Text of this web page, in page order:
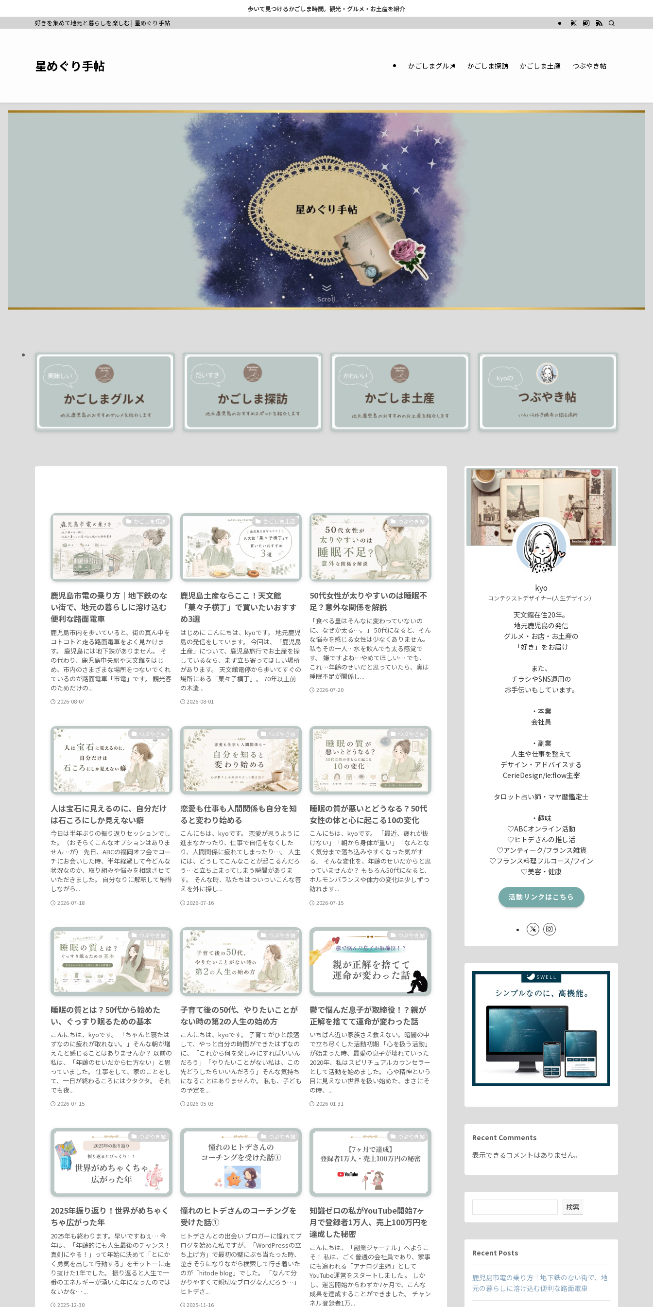
歩いて見つけるかごしま時間。観光・グルメ・お土産を紹介
好きを集めて地元と暮らしを楽しむ | 星めぐり手帖
星めぐり手帖 かごしまグルメ かごしま探訪 かごしま土産 つぶやき帖
Scroll
かごしま探訪
鹿児島市電の乗り方｜地下鉄のな
い街で、地元の暮らしに溶け込む
便利な路面電車
鹿児島市内を歩いていると、街の真ん中を
コトコトと走る路面電車をよく見かけま
す。 鹿児島には地下鉄がありません。 そ
の代わり、鹿児島中央駅や天文館をはじ
め、市内のさまざまな場所をつないでくれ
ているのが路面電車「市電」です。 観光客
のためだけの...
2026-08-07
かごしま土産
鹿児島土産ならここ！天文館
「菓々子横丁」で買いたいおすす
め3選
はじめに こんにちは、kyoです。 地元鹿児
島の発信をしています。 今回は、「鹿児島
土産」について、鹿児島旅行でお土産を探
しているなら、まず立ち寄ってほしい場所
があります。 天文館電停から歩いてすぐの
場所にある「菓々子横丁」。 70年以上前
の木造...
2026-08-01
つぶやき帖
50代女性が太りやすいのは睡眠不
足？意外な関係を解説
「食べる量はそんなに変わっていないの
に、なぜか太る…。」 50代になると、そん
な悩みを感じる女性は少なくありません。
私もその一人…水を飲んでも太る感覚で
す。 嫌ですよね…やめてほしい… でも、
これ…年齢のせいだと思っていたら、実は
睡眠不足が関係し...
2026-07-20
つぶやき帖
人は宝石に見えるのに、自分だけ
は石ころにしか見えない癖
今日は半年ぶりの振り返りセッションでし
た。（おそらくこんなオプションはありま
せん…が） 先日、ABCの福岡オフ会でコー
チにお会いした時、半年経過して今どんな
状況なのか、取り組みや悩みを相談させて
いただきました。 自分なりに解釈して納得
しながら...
2026-07-18
つぶやき帖
恋愛も仕事も人間関係も自分を知
ると変わり始める
こんにちは、kyoです。 恋愛が思うように
進まなかったり、仕事で自信をなくした
り、人間関係に疲れてしまったり…。 人生
には、どうしてこんなことが起こるんだろ
う…と立ち止まってしまう瞬間がありま
す。 そんな時、私たちはついついこんな答
えを外に探し...
2026-07-16
つぶやき帖
睡眠の質が悪いとどうなる？50代
女性の体と心に起こる10の変化
こんにちは、kyoです。 「最近、疲れが抜
けない」「朝から身体が重い」「なんとな
く気分まで落ち込みやすくなった気がす
る」 そんな変化を、年齢のせいだからと思
っていませんか？ もちろん50代になると、
ホルモンバランスや体力の変化は少しずつ
訪れます...
2026-07-15
つぶやき帖
睡眠の質とは？50代から始めた
い、ぐっすり眠るための基本
こんにちは、kyoです。 「ちゃんと寝たは
ずなのに疲れが取れない。」そんな朝が増
えたと感じることはありませんか？ 以前の
私は、「年齢のせいだから仕方ない」と思
っていました。 仕事をして、家のことをし
て、一日が終わるころにはクタクタ。 それ
でも夜...
2026-07-15
つぶやき帖
子育て後の50代、やりたいことが
ない時の第2の人生の始め方
こんにちは、kyoです。 子育てがひと段落
して、やっと自分の時間ができたはずなの
に、「これから何を楽しみにすればいいん
だろう」「やりたいことがない私は、この
先どうしたらいいんだろう」そんな気持ち
になることはありませんか。 私も、子ども
の予定を...
2026-05-03
つぶやき帖
鬱で悩んだ息子が取締役！？親が
正解を捨てて運命が変わった話
いちばん近い家族さえ救えない。暗闇の中
で立ち尽くした活動初期 「心を扱う活動」
が始まった時、最愛の息子が壊れていった
2020年、私はスピリチュアルカウンセラー
として活動を始めました。 心や精神という
目に見えない世界を扱い始めた、まさにそ
の時、...
2026-01-31
つぶやき帖
2025年振り返り！世界がめちゃく
ちゃ広がった年
2025年も終わります。早いですねぇ… 今
年は、「年齢的にも人生最後のチャンス！
真剣にやる！」って年始に決めて「とにか
く勇気を出して行動する」をモットーに走
り抜けた1年でした。 振り返ると人生で一
番のエネルギーが湧いた年になったのでは
ないかな… ...
2025-12-30
つぶやき帖
憧れのヒトデさんのコーチングを
受けた話①
ヒトデさんとの出会い ブロガーに憧れてブ
ログを始めた私ですが、「WordPressの立
ち上げ方」で最初の壁にぶち当たった時、
泣きそうになりながら検索して行き着いた
のが「hitode blog」でした。 「なんて分
かりやすくて親切なブログなんだろう…」
ヒトデさ...
2025-11-16
つぶやき帖
知識ゼロの私がYouTube開始7ヶ
月で登録者1万人、売上100万円を
達成した秘密
こんにちは、「副業ジャーナル」へようこ
そ！ 私は、ごく普通の会社員であり、家事
にも追われる「アナログ主婦」として
YouTube運営をスタートしました 。 しか
し、運営開始からわずか7ヶ月で、こんな
成果を達成することができました。 チャン
ネル登録者1万...
kyo
コンテクストデザイナー(人生デザイン）
天文館在住20年。
地元鹿児島の発信
グルメ・お店・お土産の
「好き」をお届け
また、
チラシやSNS運用の
お手伝いもしています。
・本業
会社員
・副業
人生や仕事を整えて
デサイン・アドバイスする
CerieDesign/le:flow主宰
タロット占い師・マヤ暦鑑定士
・趣味
♡ABCオンライン活動
♡ヒトデさんの推し活
♡アンティーク/フランス雑貨
♡フランス料理フルコース/ワイン
♡美容・健康
活動リンクはこちら
Recent Comments
表示できるコメントはありません。
検索
Recent Posts
鹿児島市電の乗り方｜地下鉄のない街で、地
元の暮らしに溶け込む便利な路面電車